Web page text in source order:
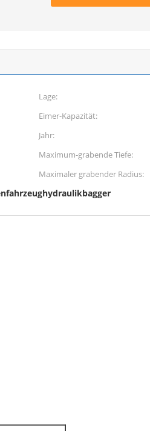
Lage:
Eimer-Kapazität:
Jahr:
Maximum-grabende Tiefe:
Maximaler grabender Radius: